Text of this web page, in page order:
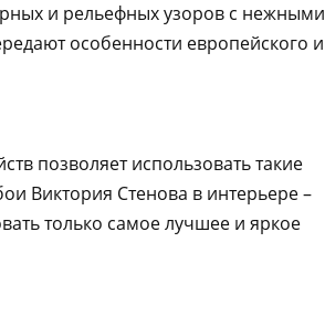
и рельефных узоров с нежными
особенности европейского и
позволяет использовать такие
Виктория Стенова в интерьере –
только самое лучшее и яркое